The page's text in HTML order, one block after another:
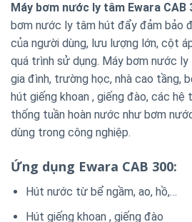
Máy bơm nước ly tâm Ewara CAB
bơm nước ly tâm hút đẩy đảm bảo
của người dùng, lưu lượng lớn, cột
quá trình sử dụng. Máy bơm nước
gia đình, trường học, nhà cao tầng,
hút giếng khoan , giếng đào, các hệ
thống tuần hoàn nước như bơm
dùng trong công nghiệp.
Ứng dụng Ewara CAB 300:
Hút nước từ bể ngầm, ao, hồ,…
Hút giếng khoan , giếng đào